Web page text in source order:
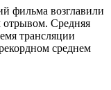
фильма возглавили
отрывом. Средняя
трансляции
среднем